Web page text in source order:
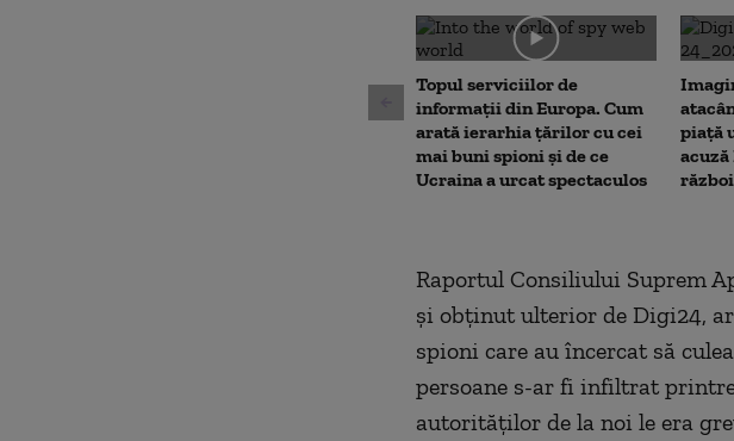
0
secondsVolume
90%
Topul serviciilor de
informații din Europa. Cum
arată ierarhia țărilor cu cei
mai buni spioni și de ce
Ucraina a urcat spectaculos
piață
acuză
război
Raportul Consiliului Suprem
și obținut ulterior de Digi24,
spioni care au încercat să
persoane s-ar fi infiltrat
autorităților de la noi le era